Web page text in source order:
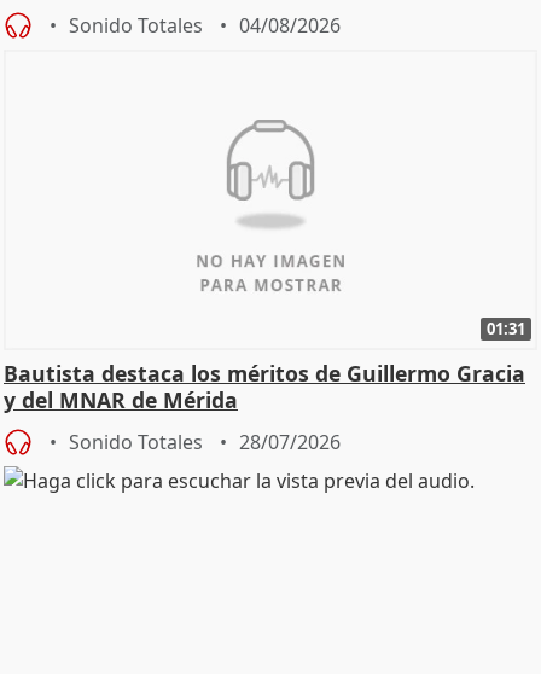
Sonido Totales 04/08/2026
01:31
Bautista destaca los méritos de Guillermo Gracia
y del MNAR de Mérida
Sonido Totales 28/07/2026